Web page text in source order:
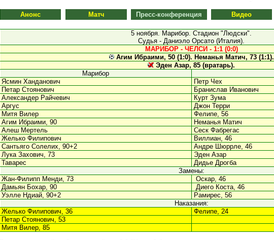
Анонс Матч Пресс-конференция Видео
5 ноября. Марибор. Стадион "Людски".
Судья - Даниэло Орсато (Италия).
МАРИБОР - ЧЕЛСИ - 1:1 (0:0)
Агим Ибраими, 50 (1:0). Неманья Матич, 73 (1:1).
Эден Азар, 85 (вратарь).
Марибор
Ясмин Ханданович
Петр Чех
Петар Стоянович
Бранислав Иванович
Александер Райчевич
Курт Зума
Аргус
Джон Терри
Митя Вилер
Фелипе, 56
Агим Ибраими, 90
Неманья Матич
Алеш Мертель
Сеск Фабрегас
Желько Филипович
Виллиан, 46
Сантьяго Солелих, 90+2
Андре Шюррле, 46
Лука Захович, 73
Эден Азар
Таварес
Дидье Дрогба
Замены:
Жан-Филипп Менди, 73
Оскар, 46
Дамьян Бохар, 90
Диего Коста, 46
Уэлле Ндиай, 90+2
Рамирес, 56
Наказания:
Желько Филипович, 36
Фелипе, 24
Петар Стоянович, 53
Митя Вилер, 85